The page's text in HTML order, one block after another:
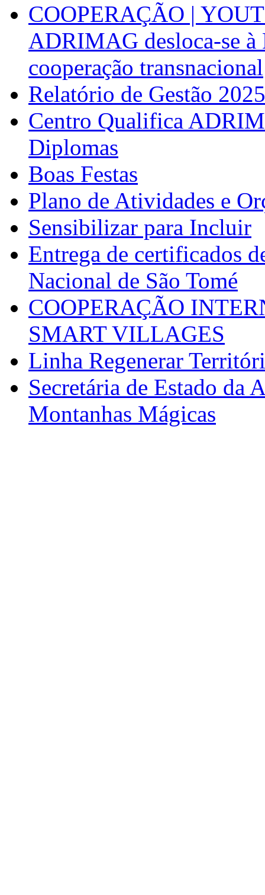
COOPERAÇÃO |
ADRIMAG desloca-se
cooperação transnacional
Relatório de Gestão 2025
Centro Qualifica
Diplomas
Boas Festas
Plano de Atividades e
Sensibilizar para Incluir
Entrega de certificados
Nacional de São Tomé
COOPERAÇÃO
SMART VILLAGES
Linha Regenerar
Secretária de Estado da
Montanhas Mágicas